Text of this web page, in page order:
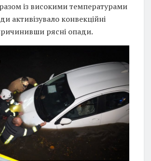
із високими температурами
активізувало конвекційні
рясні опади.